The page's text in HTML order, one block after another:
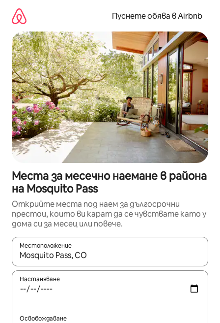
съдържанието
Пуснете обява в Airbnb
Места за месечно наемане в района
на Mosquito Pass
Открийте места под наем за дългосрочни
престои, които ви карат да се чувствате като у
дома си за месец или повече.
Местоположение
Когато резултатите се покажат, използвайте
Настаняване
Освобождаване